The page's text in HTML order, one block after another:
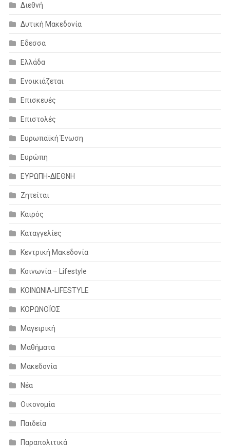
Διεθνή
Δυτική Μακεδονία
Εδεσσα
Ελλάδα
Ενοικιάζεται
Επισκευές
Επιστολές
Ευρωπαϊκή Ένωση
Ευρώπη
ΕΥΡΩΠΗ-ΔΙΕΘΝΗ
Ζητείται
Καιρός
Καταγγελίες
Κεντρική Μακεδονία
Κοινωνία – Lifestyle
ΚΟΙΝΩΝΙΑ-LIFESTYLE
ΚΟΡΩΝΟΪΟΣ
Μαγειρική
Μαθήματα
Μακεδονία
Νέα
Οικονομία
Παιδεία
Παραπολιτικά